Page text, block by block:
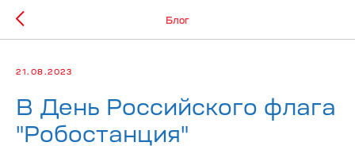
Блог
21.08.2023
В День Российского флага
"Робостанция"